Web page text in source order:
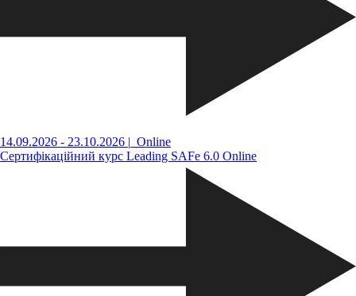
14.09.2026 - 23.10.2026 | Online
Сертифікаційний курс Leading SAFe 6.0 Online